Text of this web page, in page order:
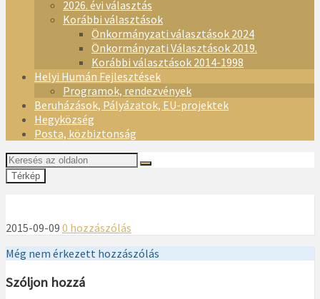
2026. évi választás
Korábbi választások
Önkormányzati választások 2024
Önkormányzati Választások 2019.
Korábbi választások 2014-1998
Helyi Humán Fejlesztések
Programok, rendezvények
Beruházások, Pályázatok, EU-projektek
Hegyközség
Posta, közbiztonság
Térkép
2015-09-09 0 hozzászólás
Még nem érkezett hozzászólás
Szóljon hozzá